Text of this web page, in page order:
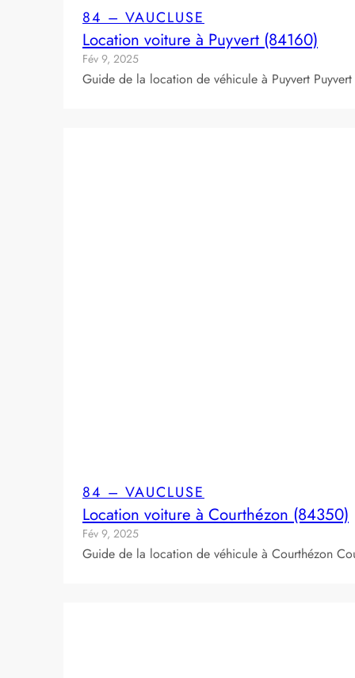
84 – VAUCLUSE
Location voiture à Puyvert (84160)
Fév 9, 2025
Guide de la location de véhicule à Puyvert
84 – VAUCLUSE
Location voiture à Courthézon (84350)
Fév 9, 2025
Guide de la location de véhicule à Courthézon